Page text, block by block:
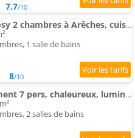
7.7/10
Appartement cosy 2 chambres à Arêches, cuisine équipée et terrasse - FR-1-342-203
1 salle de bains
8/10
Grand Appartement 7 pers, chaleureux, lumineux, à Arêches-Beaufort - FR-1-342-305
2 salles de bains